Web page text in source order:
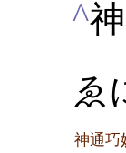
^
ゑ
神通巧